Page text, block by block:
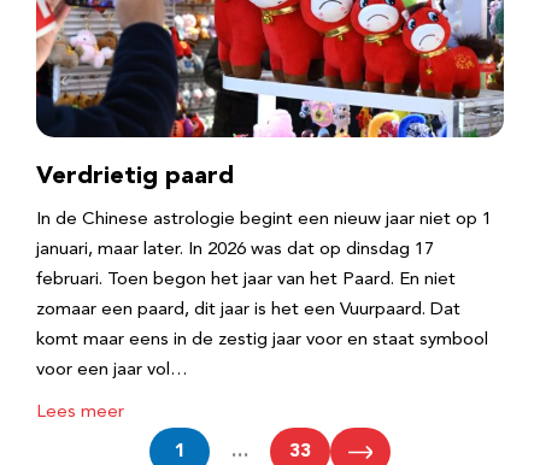
Verdrietig paard
In de Chinese astrologie begint een nieuw jaar niet op 1
januari, maar later. In 2026 was dat op dinsdag 17
februari. Toen begon het jaar van het Paard. En niet
zomaar een paard, dit jaar is het een Vuurpaard. Dat
komt maar eens in de zestig jaar voor en staat symbool
voor een jaar vol…
Lees meer
1 … 33